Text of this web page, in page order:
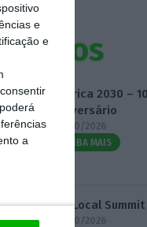
e
e
a
Fábrica 2030 –
Aniversário
14/10/2026
SAIBA MAIS
3.º Local Summit
07/10/2026